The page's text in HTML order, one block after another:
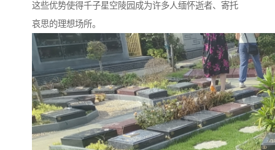
这些优势使得千子星空陵园成为许多人缅怀逝者、寄托
哀思的理想场所。